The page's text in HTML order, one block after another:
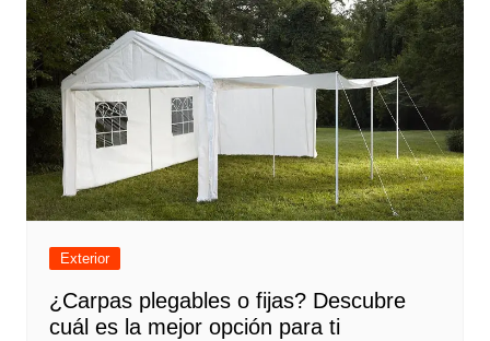
Exterior
¿Carpas plegables o fijas? Descubre
cuál es la mejor opción para ti